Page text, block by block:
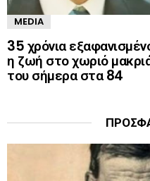
MEDIA
35 χρόνια
η ζωή στο χωριό
του σήμερα στα 84